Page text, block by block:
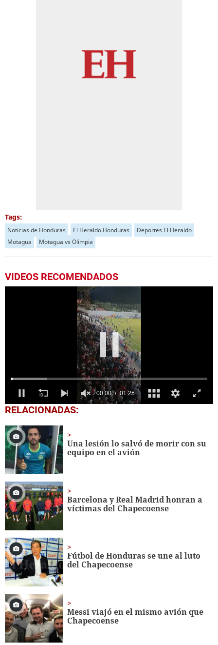
Tags:
Noticias de Honduras El Heraldo Honduras
Deportes El Heraldo
Motagua
Motagua vs Olimpia
VIDEOS RECOMENDADOS
0
seconds
1
minute,
25
seconds
RELACIONADAS:
Una lesión lo salvó de morir con su
equipo en el avión
Barcelona y Real Madrid honran a
víctimas del Chapecoense
Fútbol de Honduras se une al luto
del Chapecoense
Messi viajó en el mismo avión que
Chapecoense